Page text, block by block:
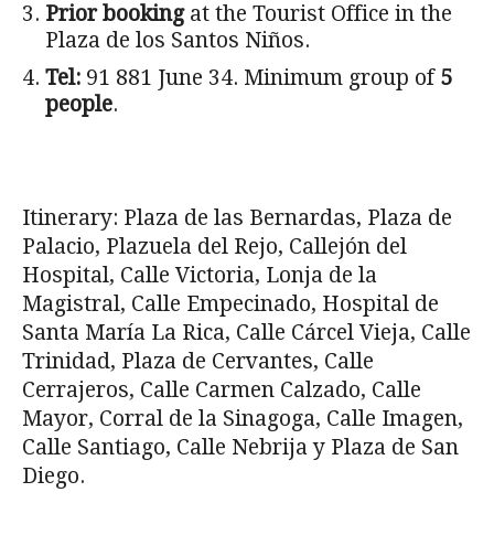
Prior bookingat the Tourist Office in the
Plaza de los Santos Niños.
Tel: 91 881 June 34. Minimum group of 5
people.
Itinerary: Plaza de las Bernardas, Plaza de
Palacio, Plazuela del Rejo, Callejón del
Hospital, Calle Victoria, Lonja de la
Magistral, Calle Empecinado, Hospital de
Santa María La Rica, Calle Cárcel Vieja, Calle
Trinidad, Plaza de Cervantes, Calle
Cerrajeros, Calle Carmen Calzado, Calle
Mayor, Corral de la Sinagoga, Calle Imagen,
Calle Santiago, Calle Nebrija y Plaza de San
Diego.